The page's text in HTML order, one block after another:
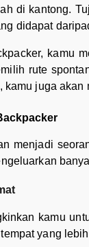
di kantong.
didapat
kamu
rute
kamu juga
menjadi
kamu
yang